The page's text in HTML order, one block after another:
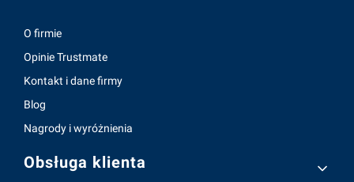
O firmie
Opinie Trustmate
Kontakt i dane firmy
Blog
Nagrody i wyróżnienia
Obsługa klienta